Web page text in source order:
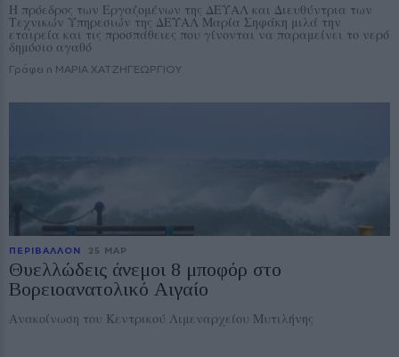
Η πρόεδρος των Εργαζομένων της ΔΕΥΑΛ και Διευθύντρια των
Τεχνικών Υπηρεσιών της ΔΕΥΑΛ Μαρία Σηφάκη μιλά την
εταιρεία και τις προσπάθειες που γίνονται να παραμείνει το νερό
δημόσιο αγαθό
Γράφει η ΜΑΡΙΑ ΧΑΤΖΗΓΕΩΡΓΙΟΥ
ΠΕΡΙΒΑΛΛΟΝ 25 ΜΑΡ
Θυελλώδεις άνεμοι 8 μποφόρ στο
Βορειοανατολικό Αιγαίο
Aνακοίνωση του Κεντρικού Λιμεναρχείου Μυτιλήνης